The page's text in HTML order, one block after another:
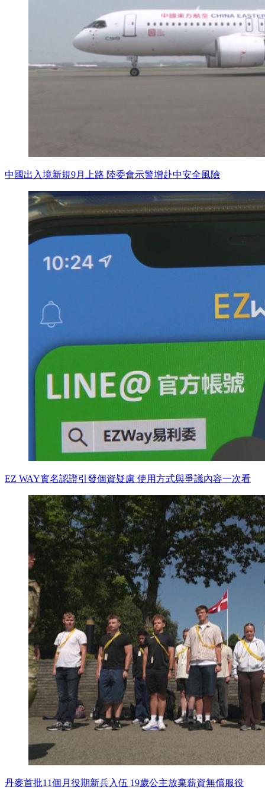
中國出入境新規9月上路 陸委會示警增赴中安全風險
EZ WAY實名認證引發個資疑慮 使用方式與爭議內容一次看
丹麥首批11個月役期新兵入伍 19歲公主放棄薪資無償服役